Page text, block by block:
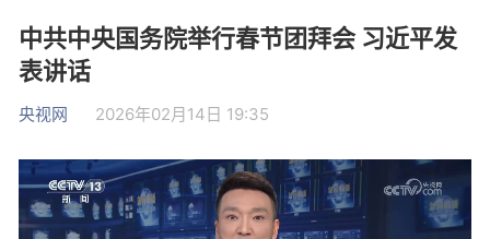
中共中央国务院举行春节团拜会 习近平发
表讲话
央视网 2026年02月14日 19:35